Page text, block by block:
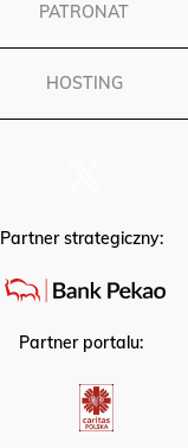
PATRONAT
HOSTING
Partner strategiczny:
Partner portalu: